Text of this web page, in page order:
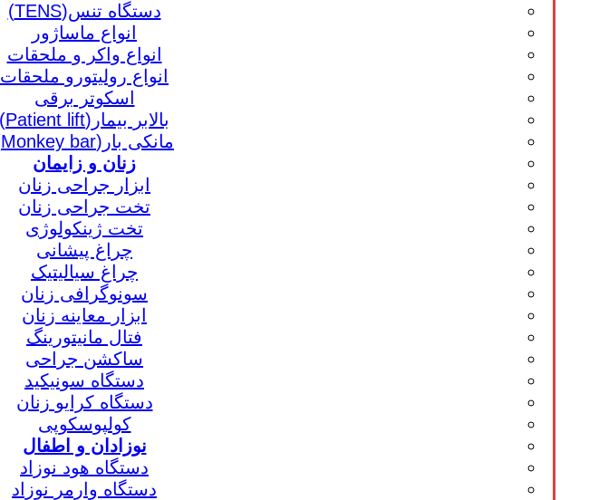
دستگاه تنس(TENS)
انواع ماساژور
انواع واکر و ملحقات
انواع رولیتورو ملحقات
اسکوتر برقی
بالابر بیمار(Patient lift)
مانکی بار(Monkey bar)
زنان و زایمان
ابزار جراحی زنان
تخت جراحی زنان
تخت ژینکولوژی
چراغ پیشانی
چراغ سیالیتیک
سونوگرافی زنان
ابزار معاینه زنان
فتال مانیتورینگ
ساکشن جراحی
دستگاه سونیکید
دستگاه کرایو زنان
کولپوسکوپی
نوزادان و اطفال
دستگاه هود نوزاد
دستگاه وارمر نوزاد